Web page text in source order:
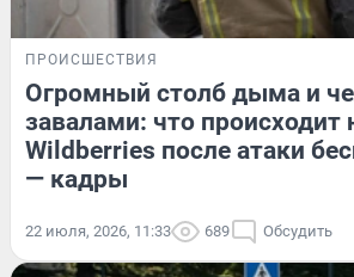
ПРОИСШЕСТВИЯ
Огромный столб дыма и
завалами: что происходит
Wildberries после атаки
— кадры
22 июля, 2026, 11:33 689 Обсудить